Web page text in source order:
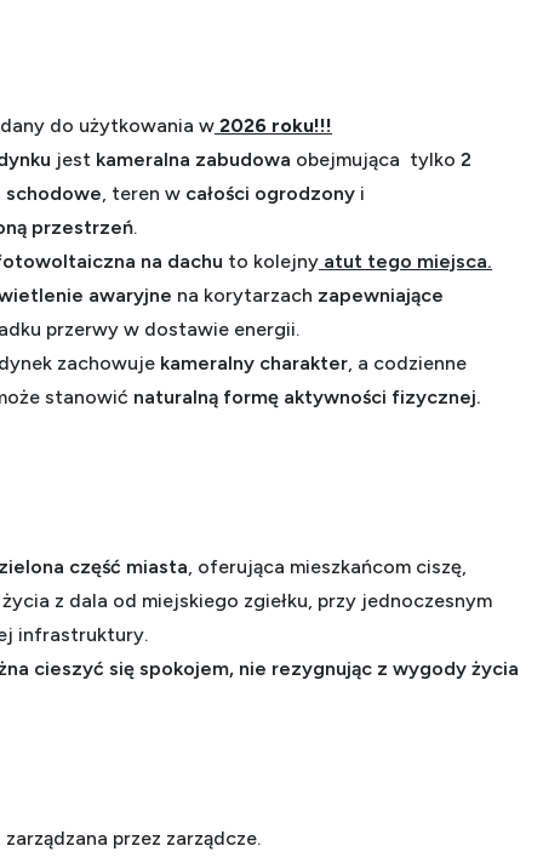
do użytkowania w 2026 roku!!!
jest kameralna zabudowa obejmująca tylko 2
schodowe , teren w całości ogrodzony i
przestrzeń.
na dachu to kolejny atut tego miejsca.
awaryjne na korytarzach zapewniające
przerwy w dostawie energii.
zachowuje kameralny charakter , a codzienne
stanowić naturalną formę aktywności fizycznej.
część miasta , oferująca mieszkańcom ciszę,
z dala od miejskiego zgiełku, przy jednoczesnym
infrastruktury.
cieszyć się spokojem, nie rezygnując z wygody życia
zarządzana przez zarządcze.